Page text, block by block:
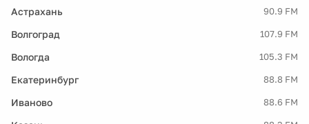
Астрахань 90.9 FM
Волгоград 107.9 FM
Вологда 105.3 FM
Екатеринбург 88.8 FM
Иваново 88.6 FM